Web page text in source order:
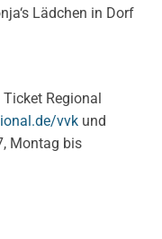
Lädchen in Dorf
Ticket Regional
vvk und
Montag bis